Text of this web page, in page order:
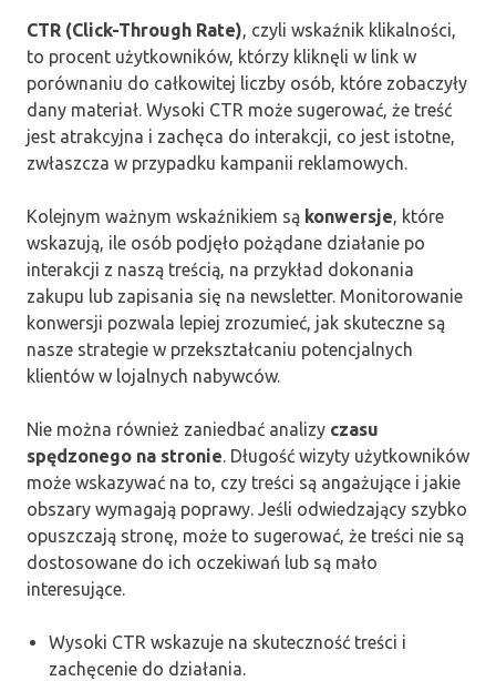
CTR (Click-Through Rate), czyli wskaźnik klikalności,
to procent użytkowników, którzy kliknęli w link w
porównaniu do całkowitej liczby osób, które zobaczyły
dany materiał. Wysoki CTR może sugerować, że treść
jest atrakcyjna i zachęca do interakcji, co jest istotne,
zwłaszcza w przypadku kampanii reklamowych.
Kolejnym ważnym wskaźnikiem są konwersje, które
wskazują, ile osób podjęło pożądane działanie po
interakcji z naszą treścią, na przykład dokonania
zakupu lub zapisania się na newsletter. Monitorowanie
konwersji pozwala lepiej zrozumieć, jak skuteczne są
nasze strategie w przekształcaniu potencjalnych
klientów w lojalnych nabywców.
Nie można również zaniedbać analizy czasu
spędzonego na stronie. Długość wizyty użytkowników
może wskazywać na to, czy treści są angażujące i jakie
obszary wymagają poprawy. Jeśli odwiedzający szybko
opuszczają stronę, może to sugerować, że treści nie są
dostosowane do ich oczekiwań lub są mało
interesujące.
Wysoki CTR wskazuje na skuteczność treści i
zachęcenie do działania.